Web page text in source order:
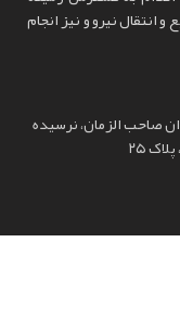
نیرو و نیز انجام
الزمان، نرسیده
۲۵